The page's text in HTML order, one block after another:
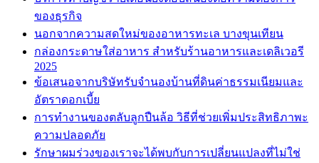
ของธุรกิจ
นอกจากความสดใหม่ของอาหารทะเล บางขุนเทียน
กล่องกระดาษใส่อาหาร สำหรับร้านอาหารและเดลิเวอรี
2025
ข้อเสนอจากบริษัทรับจำนองบ้านที่ดินค่าธรรมเนียมและ
อัตราดอกเบี้ย
การทำงานของตลับลูกปืนล้อ วิธีที่ช่วยเพิ่มประสิทธิภาพะ
ความปลอดภัย
รักษาผมร่วงของเราจะได้พบกับการเปลี่ยนแปลงที่ไม่ใช่